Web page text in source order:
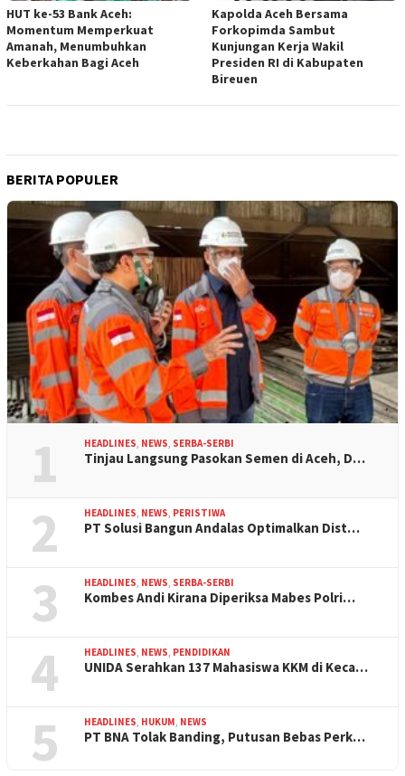
HUT ke-53 Bank Aceh:
Momentum Memperkuat
Amanah, Menumbuhkan
Keberkahan Bagi Aceh
Kapolda Aceh Bersama
Forkopimda Sambut
Kunjungan Kerja Wakil
Presiden RI di Kabupaten
Bireuen
BERITA POPULER
1 HEADLINES, NEWS, SERBA-SERBI
Tinjau Langsung Pasokan Semen di Aceh, D…
2 HEADLINES, NEWS, PERISTIWA
PT Solusi Bangun Andalas Optimalkan Dist…
3 HEADLINES, NEWS, SERBA-SERBI
Kombes Andi Kirana Diperiksa Mabes Polri…
4 HEADLINES, NEWS, PENDIDIKAN
UNIDA Serahkan 137 Mahasiswa KKM di Keca…
5 HEADLINES, HUKUM, NEWS
PT BNA Tolak Banding, Putusan Bebas Perk…